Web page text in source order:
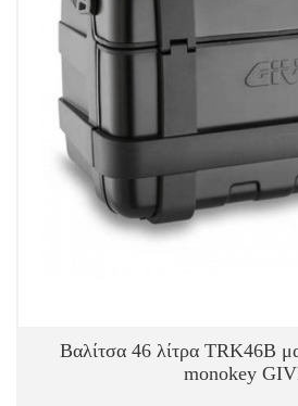
Βαλίτσα 46 λίτρα TRK46B
monokey